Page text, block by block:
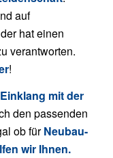
auf
hat einen
verantworten.
!
Einklang mit der
den passenden
ob fürNeubau-
wir Ihnen.